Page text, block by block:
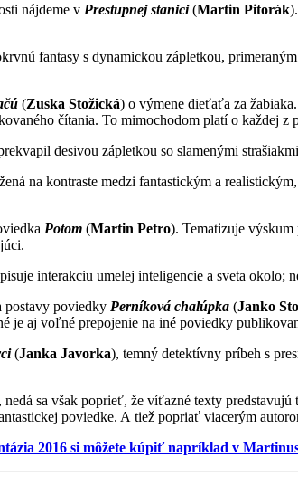
nájdeme v Prestupnej stanici(Martin Pitorák
fantasy s dynamickou zápletkou,
(Zuska Stožická) o výmene dieťaťa za
čítania. To mimochodom platí o každej z
desivou zápletkou so slamenými
na kontraste medzi fantastickým a
Potom (Martin Petro). Tematizuje
interakciu umelej inteligencie a sveta okolo;
postavy poviedky Perníková chalúpka (Janko
je aj voľné prepojenie na iné poviedky
(Janka Javorka), temný detektívny príbeh s
sa však poprieť, že víťazné texty
poviedke. A tiež popriať viacerým
2016 si môžete kúpiť napríklad v